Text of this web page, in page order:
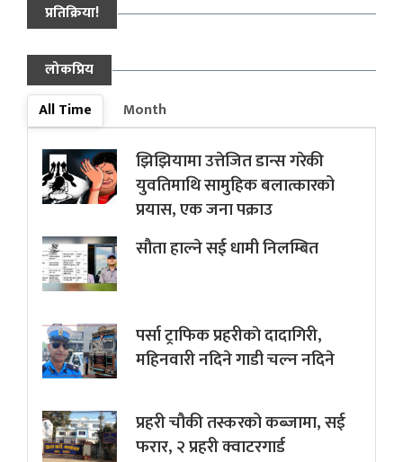
प्रतिक्रिया!
लोकप्रिय
All Time
Month
झिझियामा उत्तेजित डान्स गरेकी
युवतिमाथि सामुहिक बलात्कारको
प्रयास, एक जना पक्राउ
सौता हाल्ने सई धामी निलम्बित
पर्सा ट्राफिक प्रहरीकाे दादागिरी,
महिनवारी नदिने गाडी चल्न नदिने
प्रहरी चौकी तस्करको कब्जामा, सई
फरार, २ प्रहरी क्वाटरगार्ड